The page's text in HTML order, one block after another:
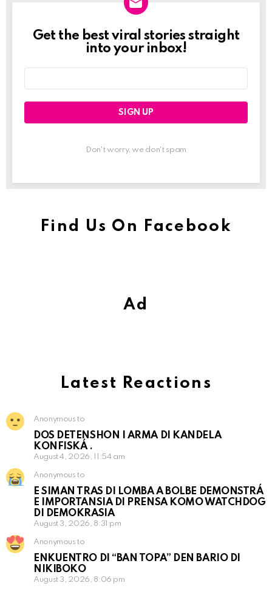
Newslett
Get the best viral stories straight
into your inbox!
Don't worry, we don't spam
Find Us On Facebook
Ad
Latest Reactions
Anonymous to
DOS DETENSHON I ARMA DI KANDELA
KONFISKÁ .
August 4, 2026, 11:54 am
Anonymous to
E SIMAN TRAS DI LOMBA A BOLBE DEMONSTRÁ
E IMPORTANSIA DI PRENSA KOMO WATCHDOG
DI DEMOKRASIA
August 3, 2026, 8:31 pm
Anonymous to
ENKUENTRO DI “BAN TOPA” DEN BARIO DI
NIKIBOKO
August 3, 2026, 8:06 pm